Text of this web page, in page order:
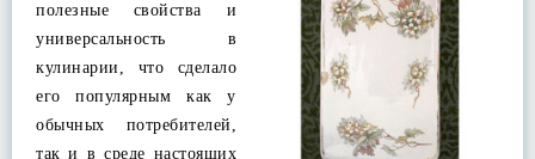
полезные свойства и
универсальность в
кулинарии, что сделало
его популярным как у
обычных потребителей,
так и в среде настоящих